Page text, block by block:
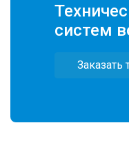
систем
Заказать